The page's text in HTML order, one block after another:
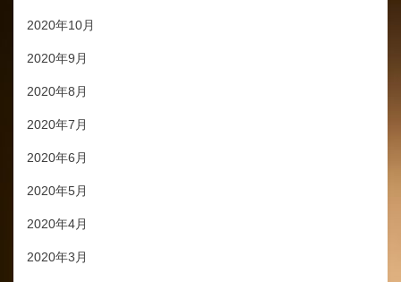
2020年10月
2020年9月
2020年8月
2020年7月
2020年6月
2020年5月
2020年4月
2020年3月